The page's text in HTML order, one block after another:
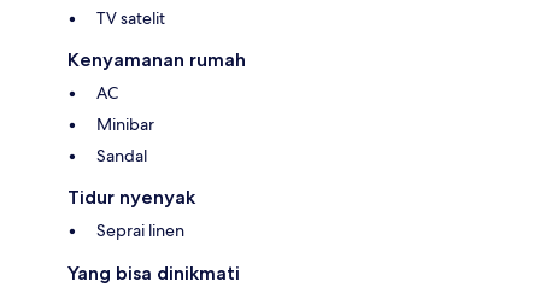
TV satelit
Kenyamanan rumah
AC
Minibar
Sandal
Tidur nyenyak
Seprai linen
Yang bisa dinikmati